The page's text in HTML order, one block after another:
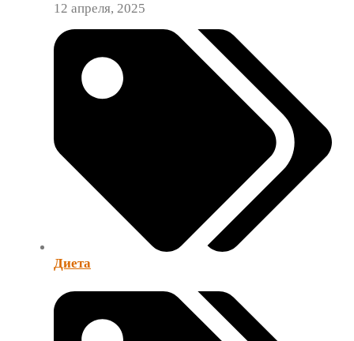
12 апреля, 2025
Диета